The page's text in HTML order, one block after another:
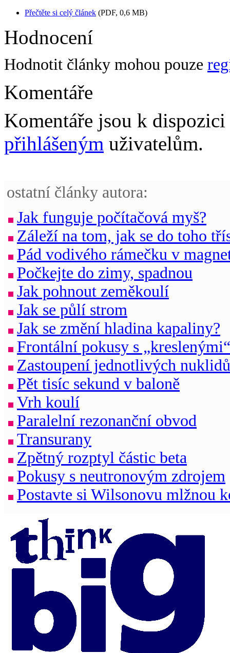
Přečtěte si celý článek (PDF, 0,6 MB)
Hodnocení
Hodnotit články mohou pouze
Komentáře
Komentáře jsou k
přihlášeným uživatelům.
ostatní články autora:
Jak funguje počítačová myš?
Záleží na tom, jak se do toho
Pád vodivého rámečku v
Počkejte do zimy, spadnou
Jak pohnout zeměkoulí
Jak se půlí strom
Jak se změní hladina kapaliny?
Frontální pokusy s
Zastoupení jednotlivých
Pět tisíc sekund v baloně
Vrh koulí
Paralelní rezonanční obvod
Transurany
Zpětný rozptyl částic beta
Pokusy s neutronovým zdrojem
Postavte si Wilsonovu mlžnou